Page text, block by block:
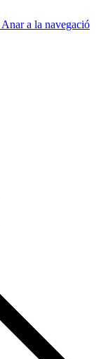
Anar a la navegació